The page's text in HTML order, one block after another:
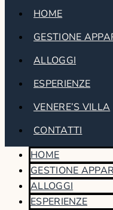
HOME
GESTIONE
ALLOGGI
ESPERIENZE
VENERE’S VILLA
CONTATTI
HOME
GESTIONE
ALLOGGI
ESPERIENZE